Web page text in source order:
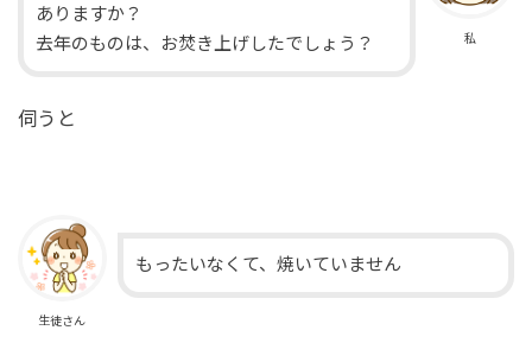
私
ありますか？
去年のものは、お焚き上げしたでしょう？
伺うと
生徒さん
もったいなくて、焼いていません